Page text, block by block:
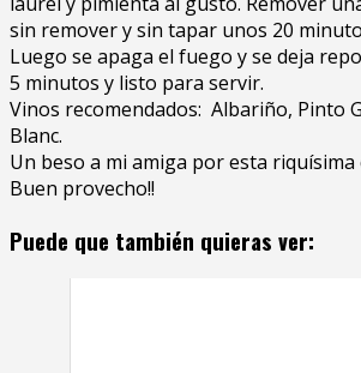
sin remover y sin tapar unos 20
Luego se apaga el fuego y se deja
5 minutos y listo para servir.
Vinos recomendados: Albariño, Pinto
Blanc.
Un beso a mi amiga por esta
Buen provecho!!
Puede que también quieras ver: